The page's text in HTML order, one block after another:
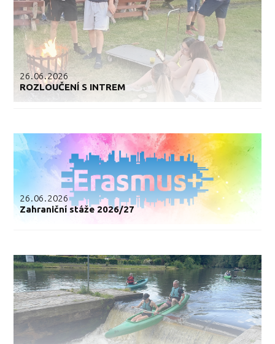
26.06.2026
ROZLOUČENÍ S INTREM
26.06.2026
Zahraniční stáže 2026/27